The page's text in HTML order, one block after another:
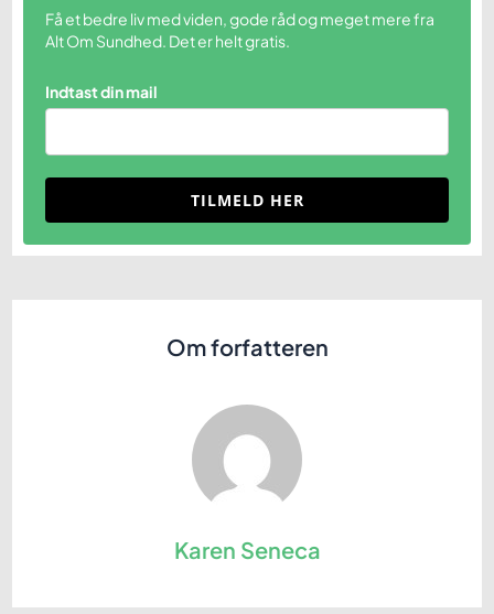
Få et bedre liv med viden, gode råd og meget mere fra
Alt Om Sundhed. Det er helt gratis.
Indtast din mail
TILMELD HER
Om forfatteren
Karen Seneca